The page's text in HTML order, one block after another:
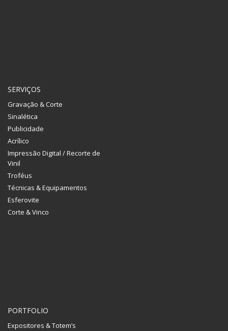
SERVIÇOS
Gravação & Corte
Sinalética
Publicidade
Acrílico
Impressão Digital / Recorte de
Vinil
Troféus
Técnicas & Equipamentos
Esferovite
Corte & Vinco
PORTFOLIO
Expositores & Totem’s